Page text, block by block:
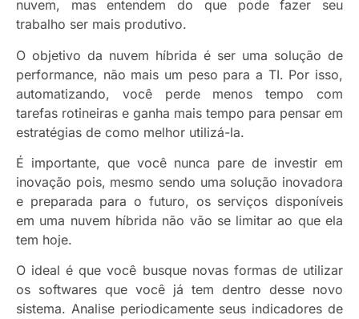
nuvem, mas entendem do que pode fazer seu
trabalho ser mais produtivo.
O objetivo da nuvem híbrida é ser uma solução de
performance, não mais um peso para a TI. Por isso,
automatizando, você perde menos tempo com
tarefas rotineiras e ganha mais tempo para pensar em
estratégias de como melhor utilizá-la.
É importante, que você nunca pare de investir em
inovação pois, mesmo sendo uma solução inovadora
e preparada para o futuro, os serviços disponíveis
em uma nuvem híbrida não vão se limitar ao que ela
tem hoje.
O ideal é que você busque novas formas de utilizar
os softwares que você já tem dentro desse novo
sistema. Analise periodicamente seus indicadores de